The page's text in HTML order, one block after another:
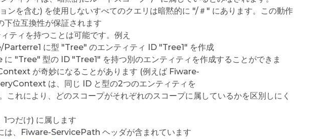
を含む) を使用しないすべてのクエリは暗黙的に "/＃" にあります。この動作
下位互換性が保証されます
ティを持つことは可能です。例え
に型 "Tree" のエンティティ ID "Tree1" を作成
"Tree" 型の ID "Tree1" を持つ別のエンティティを作成することができま
が奇妙になることがあります (例えば Fiware-
は、同じ ID と型の2つのエンティティを
れにより、どのスコープがそれぞれのスコープに属しているかを区別しにく
つだけ) に属します
は、Fiware-ServicePath ヘッダが含まれています